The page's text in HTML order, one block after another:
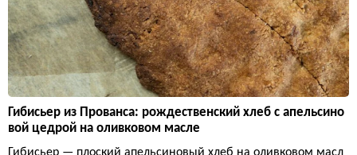
Гибисьер из Прованса: рождественский хлеб с апельсино
вой цедрой на оливковом масле
Гибисьер — плоский апельсиновый хлеб на оливковом масл